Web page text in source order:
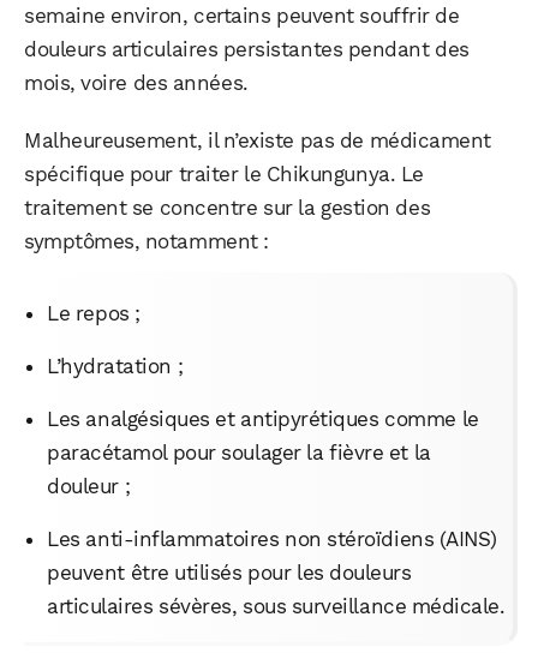
semaine environ, certains peuvent souffrir de
douleurs articulaires persistantes pendant des
mois, voire des années.
Malheureusement, il n’existe pas de médicament
spécifique pour traiter le Chikungunya. Le
traitement se concentre sur la gestion des
symptômes, notamment :
Le repos ;
L’hydratation ;
Les analgésiques et antipyrétiques comme le
paracétamol pour soulager la fièvre et la
douleur ;
Les anti-inflammatoires non stéroïdiens (AINS)
peuvent être utilisés pour les douleurs
articulaires sévères, sous surveillance médicale.